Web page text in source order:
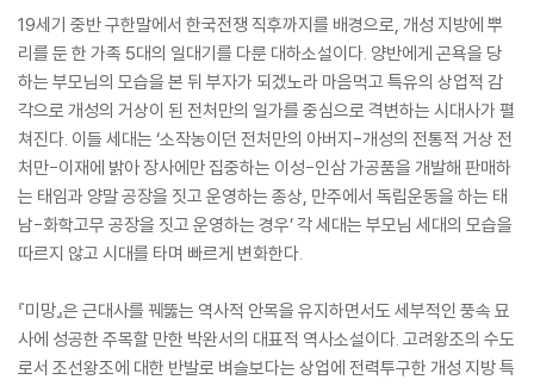
19세기 중반 구한말에서 한국전쟁 직후까지를 배경으로, 개성 지방에 뿌
리를 둔 한 가족 5대의 일대기를 다룬 대하소설이다. 양반에게 곤욕을 당
하는 부모님의 모습을 본 뒤 부자가 되겠노라 마음먹고 특유의 상업적 감
각으로 개성의 거상이 된 전처만의 일가를 중심으로 격변하는 시대사가 펼
쳐진다. 이들 세대는 ‘소작농이던 전처만의 아버지-개성의 전통적 거상 전
처만-이재에 밝아 장사에만 집중하는 이성-인삼 가공품을 개발해 판매하
는 태임과 양말 공장을 짓고 운영하는 종상, 만주에서 독립운동을 하는 태
남-화학고무 공장을 짓고 운영하는 경우’ 각 세대는 부모님 세대의 모습을
따르지 않고 시대를 타며 빠르게 변화한다.
『미망』은 근대사를 꿰뚫는 역사적 안목을 유지하면서도 세부적인 풍속 묘
사에 성공한 주목할 만한 박완서의 대표적 역사소설이다. 고려왕조의 수도
로서 조선왕조에 대한 반발로 벼슬보다는 상업에 전력투구한 개성 지방 특